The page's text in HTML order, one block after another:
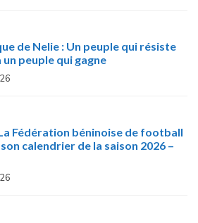
de Nelie : Un peuple qui résiste
un peuple qui gagne
Fédération béninoise de football
calendrier de la saison 2026 –